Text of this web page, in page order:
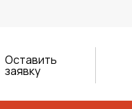
Оставить
заявку